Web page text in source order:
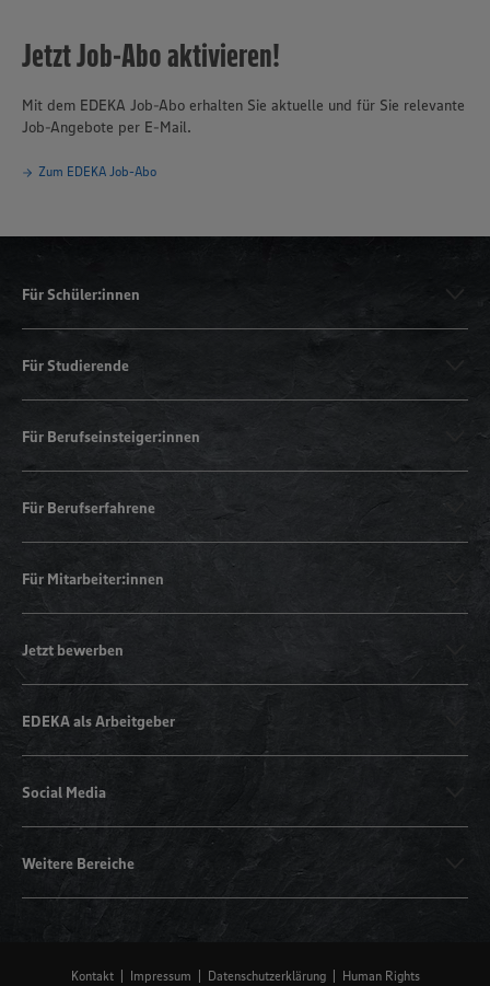
Jetzt Job-Abo aktivieren!
Mit dem EDEKA Job-Abo erhalten Sie aktuelle und für Sie relevante
Job-Angebote per E-Mail.
Zum EDEKA Job-Abo
Für Schüler:innen
Für Studierende
Für Berufseinsteiger:innen
Für Berufserfahrene
Für Mitarbeiter:innen
Jetzt bewerben
EDEKA als Arbeitgeber
Social Media
Weitere Bereiche
Kontakt Impressum Datenschutzerklärung Human Rights